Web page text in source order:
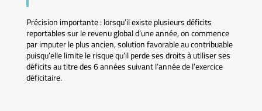
Précision importante : lorsqu’il existe plusieurs déficits
reportables sur le revenu global d’une année, on commence
par imputer le plus ancien, solution favorable au contribuable
puisqu’elle limite le risque qu’il perde ses droits à utiliser ses
déficits au titre des 6 années suivant l’année de l’exercice
déficitaire.